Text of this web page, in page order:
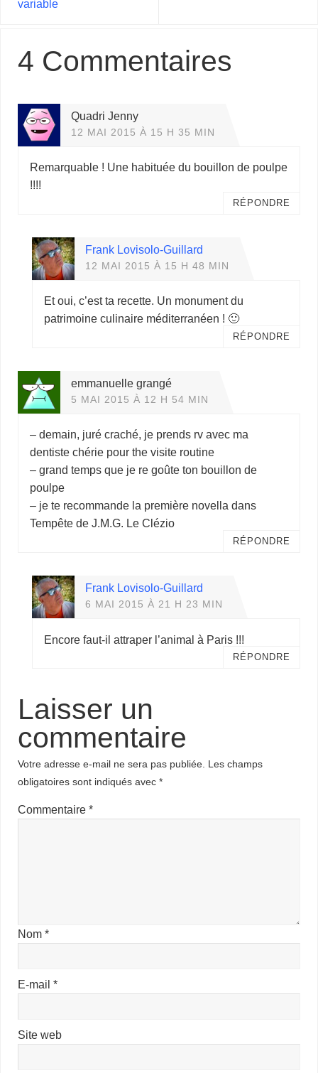
variable
4 Commentaires
Quadri Jenny
12 MAI 2015 À 15 H 35 MIN
Remarquable ! Une habituée du bouillon de poulpe
!!!!
RÉPONDRE
Frank Lovisolo-Guillard
12 MAI 2015 À 15 H 48 MIN
Et oui, c’est ta recette. Un monument du
patrimoine culinaire méditerranéen ! 🙂
RÉPONDRE
emmanuelle grangé
5 MAI 2015 À 12 H 54 MIN
– demain, juré craché, je prends rv avec ma
dentiste chérie pour the visite routine
– grand temps que je re goûte ton bouillon de
poulpe
– je te recommande la première novella dans
Tempête de J.M.G. Le Clézio
RÉPONDRE
Frank Lovisolo-Guillard
6 MAI 2015 À 21 H 23 MIN
Encore faut-il attraper l’animal à Paris !!!
RÉPONDRE
Laisser un
commentaire
Votre adresse e-mail ne sera pas publiée. Les champs
obligatoires sont indiqués avec*
Commentaire*
Nom*
E-mail*
Site web